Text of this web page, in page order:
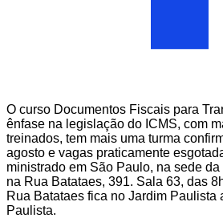
O curso Documentos Fiscais para
ênfase na legislação do ICMS, com
treinados, tem mais uma turma
agosto e vagas praticamente
ministrado em São Paulo, na sede
na Rua Batataes, 391. Sala 63, das
Rua Batataes fica no Jardim Paulista
Paulista.